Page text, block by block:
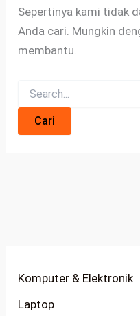
Sepertinya kami tidak
Anda cari. Mungkin
membantu.
Komputer & Elektronik
Laptop